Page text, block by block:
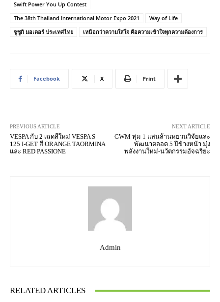
Swift Power You Up Contest
The 38th Thailand International Motor Expo 2021
Way of Life
ซูซูกิ มอเตอร์ ประเทศไทย
เหนือกว่าความใส่ใจ คือความเข้าใจทุกความต้องการ
Facebook X Print
PREVIOUS ARTICLE
VESPA กับ 2 เฉดสีใหม่ VESPA S
125 I-GET สี ORANGE TAORMINA
และ RED PASSIONE
NEXT ARTICLE
GWM ทุ่ม 1 แสนล้านหยวนวิจัยและ
พัฒนาตลอด 5 ปีข้างหน้า มุ่ง
พลังงานใหม่-นวัตกรรมอัจฉริยะ
Admin
RELATED ARTICLES